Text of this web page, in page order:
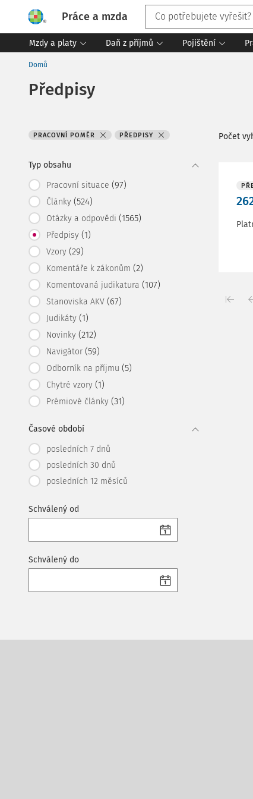
Práce a mzda
Mzdy a platy Daň z příjmů Pojištění
Domů
Předpisy
PRACOVNÍ POMĚR PŘEDPISY
Typ obsahu
Pracovní situace (97)
Články (524)
Otázky a odpovědi (1565)
Předpisy (1)
Vzory (29)
Komentáře k zákonům (2)
Komentovaná judikatura (107)
Stanoviska AKV (67)
Judikáty (1)
Novinky (212)
Navigátor (59)
Odborník na příjmu (5)
Chytré vzory (1)
Prémiové články (31)
Časové období
posledních 7 dnů
posledních 30 dnů
posledních 12 měsíců
Schválený od
Schválený do
Počet